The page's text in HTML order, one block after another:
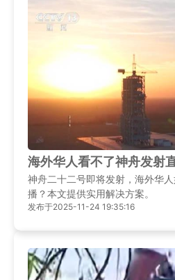
海外华人看不了神舟发射
神舟二十二号即将发射，海外华
播？本文提供实用解决方案。
发布于2025-11-24 19:35:16